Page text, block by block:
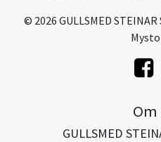
© 2026 GULLSMED
Om
GULLSMED